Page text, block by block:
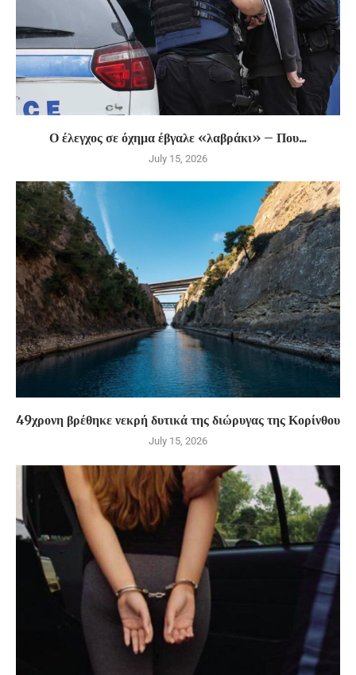
Ο έλεγχος σε όχημα έβγαλε «λαβράκι» – Που...
July 15, 2026
49χρονη βρέθηκε νεκρή δυτικά της διώρυγας της Κορίνθου
July 15, 2026